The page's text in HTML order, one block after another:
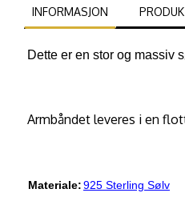
INFORMASJON
Dette er en stor og massiv
Armbåndet leveres i en
Materiale:925 Sterling Sølv